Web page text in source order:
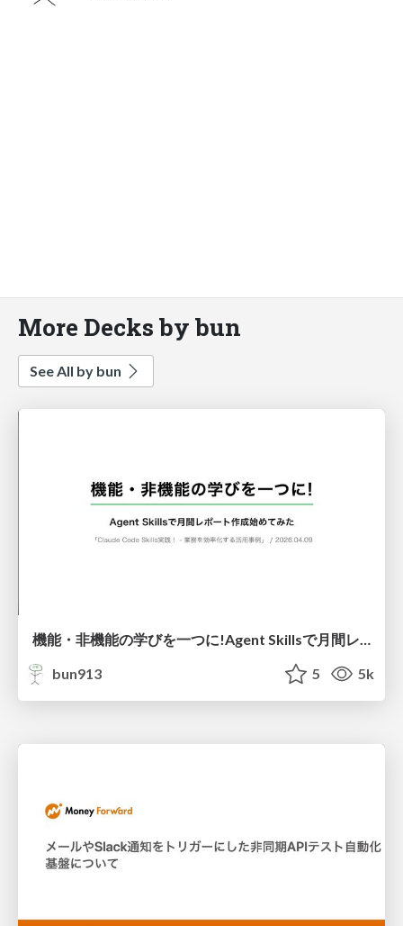
More Decks by bun
See All by bun
機能・非機能の学びを一つに!Agent Skillsで月間レポート作成始めてみた / Unifying Bug & Infra Insights — Building Monthly Quality Reports with Agent Skills
bun913
5 5k